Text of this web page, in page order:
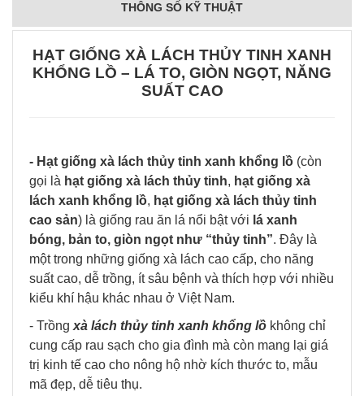
THÔNG SỐ KỸ THUẬT
HẠT GIỐNG XÀ LÁCH THỦY TINH XANH
KHỔNG LỒ – LÁ TO, GIÒN NGỌT, NĂNG
SUẤT CAO
- Hạt giống xà lách thủy tinh xanh khổng lồ (còn
gọi là hạt giống xà lách thủy tinh, hạt giống xà
lách xanh khổng lồ, hạt giống xà lách thủy tinh
cao sản) là giống rau ăn lá nổi bật với lá xanh
bóng, bản to, giòn ngọt như “thủy tinh”. Đây là
một trong những giống xà lách cao cấp, cho năng
suất cao, dễ trồng, ít sâu bệnh và thích hợp với nhiều
kiểu khí hậu khác nhau ở Việt Nam.
- Trồng xà lách thủy tinh xanh khổng lồ không chỉ
cung cấp rau sạch cho gia đình mà còn mang lại giá
trị kinh tế cao cho nông hộ nhờ kích thước to, mẫu
mã đẹp, dễ tiêu thụ.